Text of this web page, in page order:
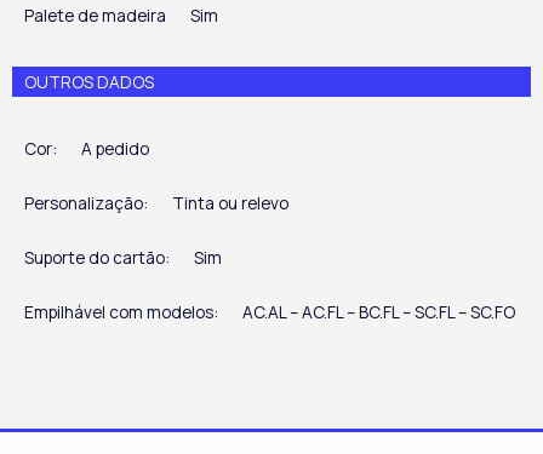
Palete de madeira Sim
OUTROS DADOS
Cor: A pedido
Personalização: Tinta ou relevo
Suporte do cartão: Sim
Empilhável com modelos: AC.AL – AC.FL – BC.FL – SC.FL – SC.FO